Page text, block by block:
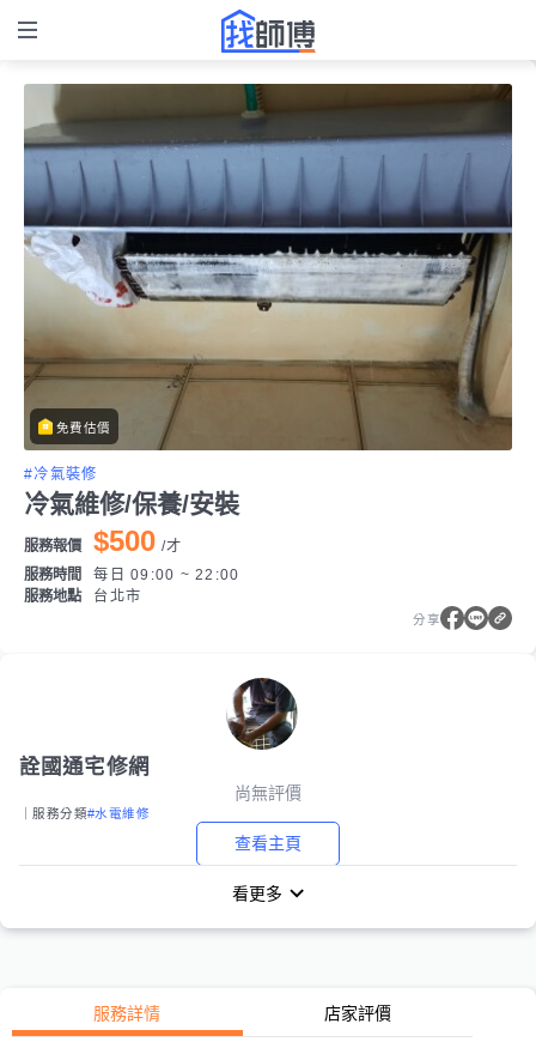
免費估價
#冷氣裝修
冷氣維修/保養/安裝
服務報價 $500 /才
服務時間
每日 09:00 ~ 22:00
服務地點
台北市
分享
詮國通宅修網
尚無評價
｜服務分類#水電維修
查看主頁
看更多
服務詳情 店家評價